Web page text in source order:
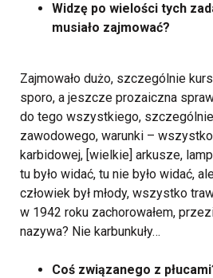
Widzę po wielości tych
musiało zajmować?
Zajmowało dużo, szczególnie
sporo, a jeszcze prozaiczna
do tego wszystkiego,
zawodowego, warunki –
karbidowej, [wielkie] arkusze,
tu było widać, tu nie było widać,
człowiek był młody, wszystko
w 1942 roku zachorowałem,
nazywa? Nie karbunkuły…
Coś związanego z